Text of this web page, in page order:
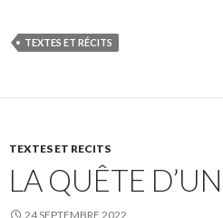
TEXTES ET RÉCITS
TEXTES ET RECITS
LA QUÊTE
24 SEPTEMBRE 2022